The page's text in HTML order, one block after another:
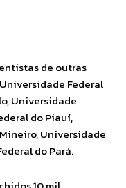
de outras
Federal
Universidade
do Piauí,
Universidade
do Pará.